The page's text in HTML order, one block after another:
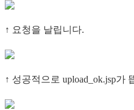
↑ 요청을 날립니다.
↑ 성공적으로 upload_ok.jsp가